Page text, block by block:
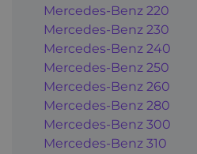
Mercedes-Benz 220
Mercedes-Benz 230
Mercedes-Benz 240
Mercedes-Benz 250
Mercedes-Benz 260
Mercedes-Benz 280
Mercedes-Benz 300
Mercedes-Benz 310